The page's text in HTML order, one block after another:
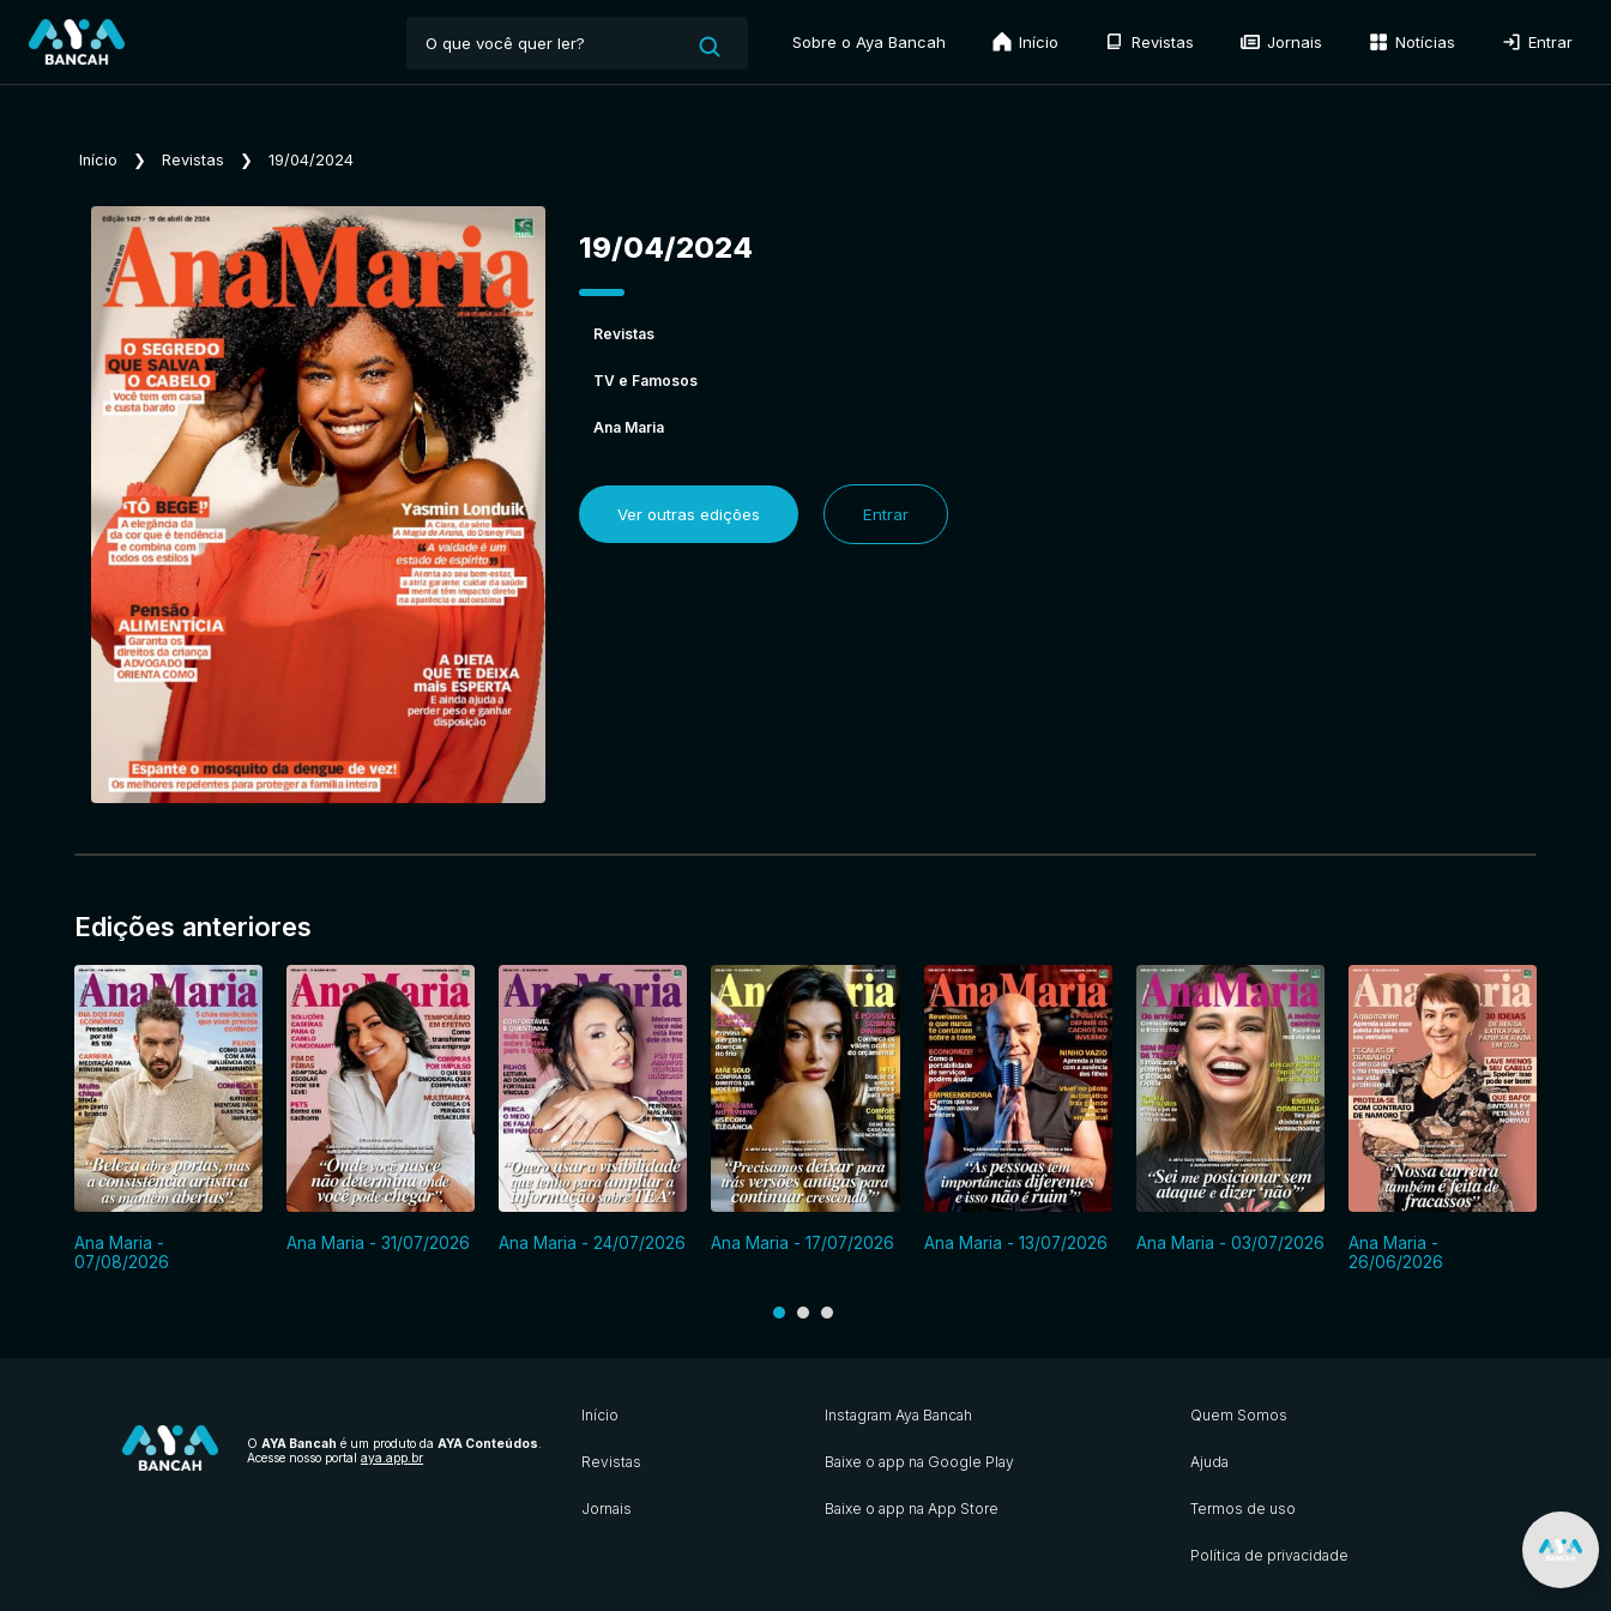
Sobre o Aya Bancah Início Revistas Jornais Notícias Entrar
Início ❯ Revistas ❯ 19/04/2024
19/04/2024
Revistas
TV e Famosos
Ana Maria
Ver outras edições Entrar
Edições anteriores
Ana Maria -
07/08/2026
Ana Maria - 31/07/2026 Ana Maria - 24/07/2026 Ana Maria - 17/07/2026 Ana Maria - 13/07/2026 Ana Maria - 03/07/2026
Ana Maria -
26/06/2026
O AYA Bancah é um produto da AYA Conteúdos
Acesse nosso portal aya.app.br
Início
Revistas
Jornais
Instagram Aya Bancah
Baixe o app na Google Play
Baixe o app na App Store
Quem Somos
Ajuda
Termos de uso
Política de privacidade